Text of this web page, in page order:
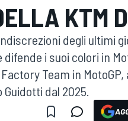
KTM
degli ultimi
i suoi colori in
Team in
dal 2025.